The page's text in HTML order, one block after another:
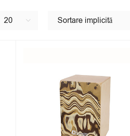
Sortare implicită
20